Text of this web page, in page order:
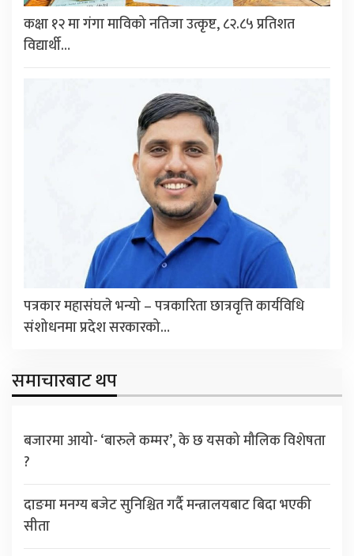
कक्षा १२ मा गंगा माविको नतिजा उत्कृष्ट, ८२.८५ प्रतिशत
विद्यार्थी…
पत्रकार महासंघले भन्यो – पत्रकारिता छात्रवृत्ति कार्यविधि
संशोधनमा प्रदेश सरकारको…
समाचारबाट थप
बजारमा आयो- ‘बारुले कम्मर’, के छ यसको मौलिक विशेषता
?
दाङमा मनग्य बजेट सुनिश्चित गर्दै मन्त्रालयबाट बिदा भएकी
सीता